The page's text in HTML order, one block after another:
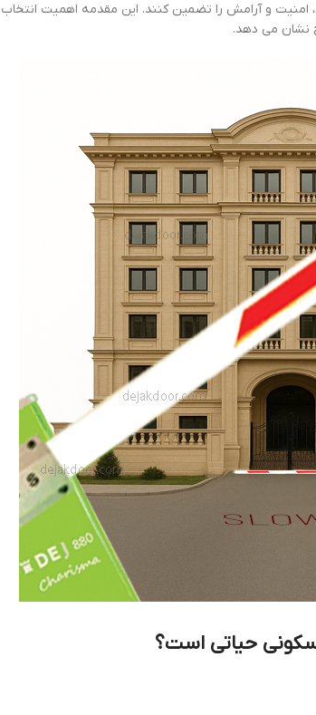
امنیت و آرامش را تضمین کنند. این مقدمه اهمیت
نشان می دهد.
حیاتی است؟